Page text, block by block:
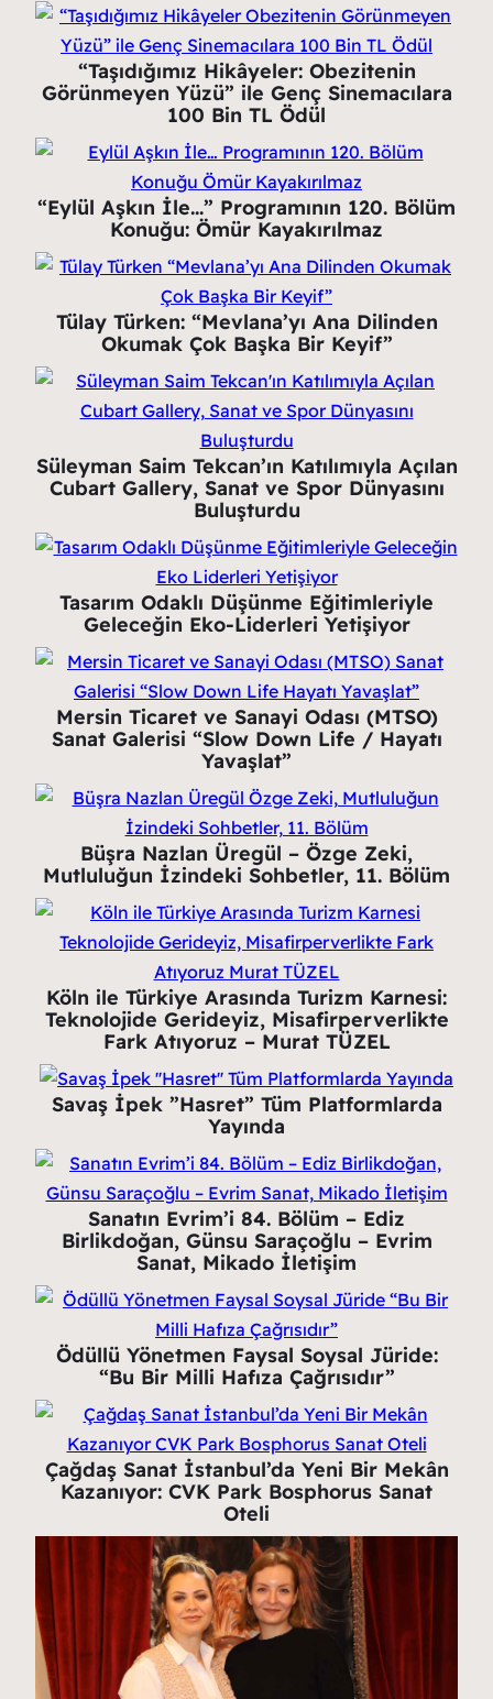
“Taşıdığımız Hikâyeler: Obezitenin
Görünmeyen Yüzü” ile Genç Sinemacılara
100 Bin TL Ödül
“Eylül Aşkın İle…” Programının 120. Bölüm
Konuğu: Ömür Kayakırılmaz
Tülay Türken: “Mevlana’yı Ana Dilinden
Okumak Çok Başka Bir Keyif”
Süleyman Saim Tekcan’ın Katılımıyla Açılan
Cubart Gallery, Sanat ve Spor Dünyasını
Buluşturdu
Tasarım Odaklı Düşünme Eğitimleriyle
Geleceğin Eko-Liderleri Yetişiyor
Mersin Ticaret ve Sanayi Odası (MTSO)
Sanat Galerisi “Slow Down Life / Hayatı
Yavaşlat”
Büşra Nazlan Üregül – Özge Zeki,
Mutluluğun İzindeki Sohbetler, 11. Bölüm
Köln ile Türkiye Arasında Turizm Karnesi:
Teknolojide Gerideyiz, Misafirperverlikte
Fark Atıyoruz – Murat TÜZEL
Savaş İpek ”Hasret” Tüm Platformlarda
Yayında
Sanatın Evrim’i 84. Bölüm – Ediz
Birlikdoğan, Günsu Saraçoğlu – Evrim
Sanat, Mikado İletişim
Ödüllü Yönetmen Faysal Soysal Jüride:
“Bu Bir Milli Hafıza Çağrısıdır”
Çağdaş Sanat İstanbul’da Yeni Bir Mekân
Kazanıyor: CVK Park Bosphorus Sanat
Oteli